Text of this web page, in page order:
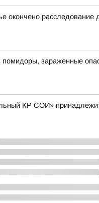
окончено расследование
помидоры, зараженные
КР СОИ»